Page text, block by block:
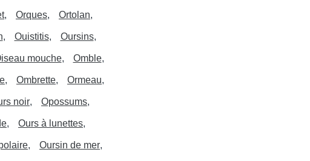
Orques Ortolan
Ouistitis Oursins
mouche Omble
Ombrette Ormeau
noir Opossums
Ours à lunettes
Oursin de mer